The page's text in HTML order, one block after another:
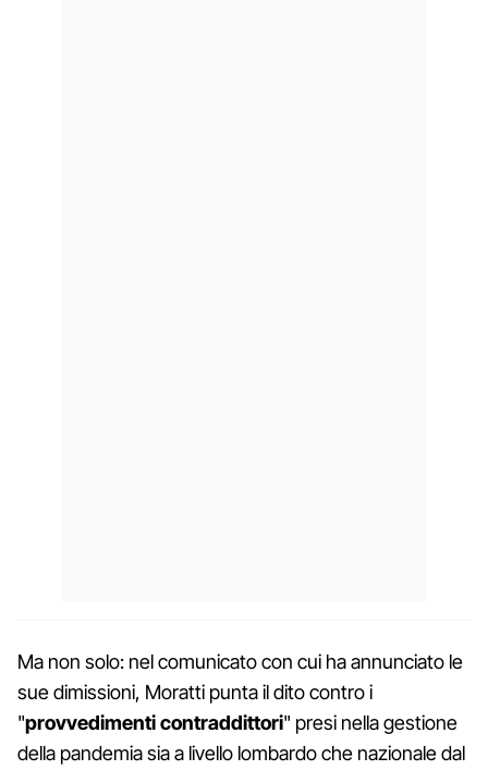
Ma non solo: nel comunicato con cui ha annunciato le
sue dimissioni, Moratti punta il dito contro i
"provvedimenti contraddittori" presi nella gestione
della pandemia sia a livello lombardo che nazionale dal